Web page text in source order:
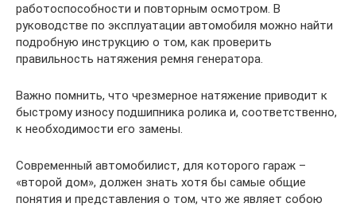
работоспособности и повторным осмотром. В
руководстве по эксплуатации автомобиля можно найти
подробную инструкцию о том, как проверить
правильность натяжения ремня генератора.
Важно помнить, что чрезмерное натяжение приводит к
быстрому износу подшипника ролика и, соответственно,
к необходимости его замены.
Современный автомобилист, для которого гараж –
«второй дом», должен знать хотя бы самые общие
понятия и представления о том, что же являет собою